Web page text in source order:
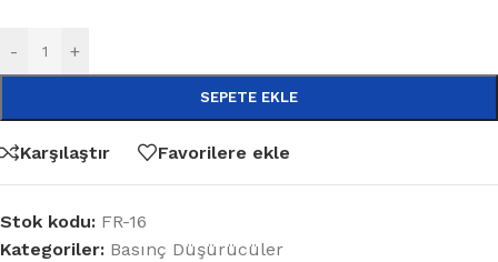
- +
SEPETE EKLE
Karşılaştır Favorilere ekle
Stok kodu: FR-16
Kategoriler: Basınç Düşürücüler